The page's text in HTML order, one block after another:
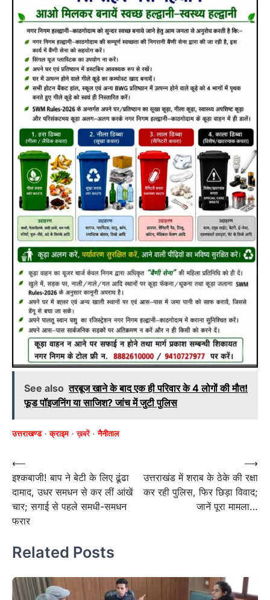
See also तरबूज खाने के बाद एक ही परिवार के 4 लोगों की मौत!
फूड पॉइजनिंग या साजिश? जांच में जुटी पुलिस
उत्तराखण्ड क्राइम ख़बरें नैनीताल
Post
navigation
⟵
इश्कबाजी! बाप ने बेटी के लिए ढूंढा
दामाद, उधर समधन से कर लीं आंखें
चार; सगाई से पहले समधी-समधन
फरार
उत्तराखंड में शराब के ठेके की रक्षा
कर रही पुलिस, फिर छिड़ा विवाद;
जानें पूरा मामला…
⟶
Related Posts